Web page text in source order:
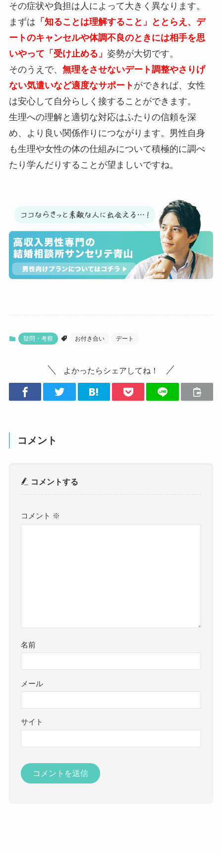
その症状や負担は人によって大きく異なります。
まずは 「知ることは理解すること」ととらえ、デ
ートのキャンセルや体調不良のときには相手を思
いやって「受け止める」 姿勢が大切です。
そのうえで、 無理をさせないデート調整やさりげ
ない気遣いなど適度なサポート ができれば、女性
は安心して自分らしく接することができます。
生理への理解と適切な対応はふたりの信頼を深
め、より良い関係作りにつながります。男性自身
も生理や女性の体の仕組みについて積極的に調べ
たり学んだりすることが望ましいですね。
疑問・考察 お付き合い デート
よかったらシェアしてね！
コメント
コメントする
コメント ※
名前
メール
サイト